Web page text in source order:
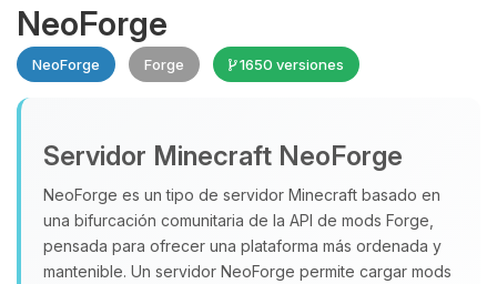
NeoForge
NeoForge Forge 1650 versiones
Servidor Minecraft NeoForge
NeoForge es un tipo de servidor Minecraft basado en
una bifurcación comunitaria de la API de mods Forge,
pensada para ofrecer una plataforma más ordenada y
mantenible. Un servidor NeoForge permite cargar mods
Yupi, por fin alguien con quien
hablar! Soy Choupy, tu pequeno